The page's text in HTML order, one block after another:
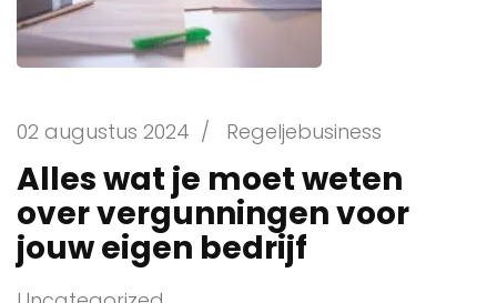
02 augustus 2024 / Regeljebusiness
Alles wat je moet weten
over vergunningen voor
jouw eigen bedrijf